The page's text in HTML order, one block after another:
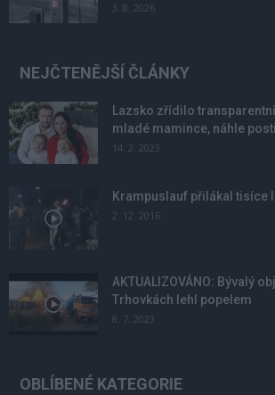
3. 8. 2026
NEJČTENĚJŠÍ ČLÁNKY
Lazsko zřídilo
mladé mamince, náhle
14. 2. 2023
Krampuslauf přilákal tisíce
2. 12. 2016
AKTUALIZOVÁNO: Bývalý
Trhovkách lehl popelem
8. 7. 2023
OBLÍBENÉ KATEGORIE